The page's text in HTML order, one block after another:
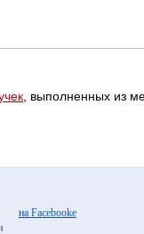
, выполненных из
на Facebooke